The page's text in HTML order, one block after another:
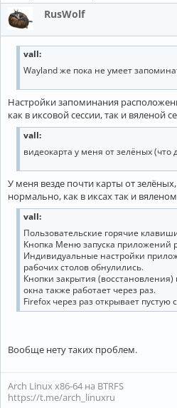
RusWolf
vall:
Wayland же пока не умеет
Настройки запоминания
как в иксовой сессии, так и вяленой
vall:
видеокарта у меня от зелёных (что
У меня везде почти карты от
нормально, как в иксах так и
vall:
Пользовательские горячие
Кнопка Меню запуска приложений
Индивидуальные настройки
рабочих столов обнулились.
Кнопки закрытия
окна также работает через раз.
Firefox через раз открывает пустую
Вообще нету таких проблем.
Arch Linux x86-64 на BTRFS
https://t.me/arch_linuxru